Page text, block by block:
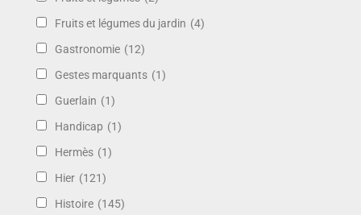
Fruits et légumes du jardin (4)
Gastronomie (12)
Gestes marquants (1)
Guerlain (1)
Handicap (1)
Hermès (1)
Hier (121)
Histoire (145)